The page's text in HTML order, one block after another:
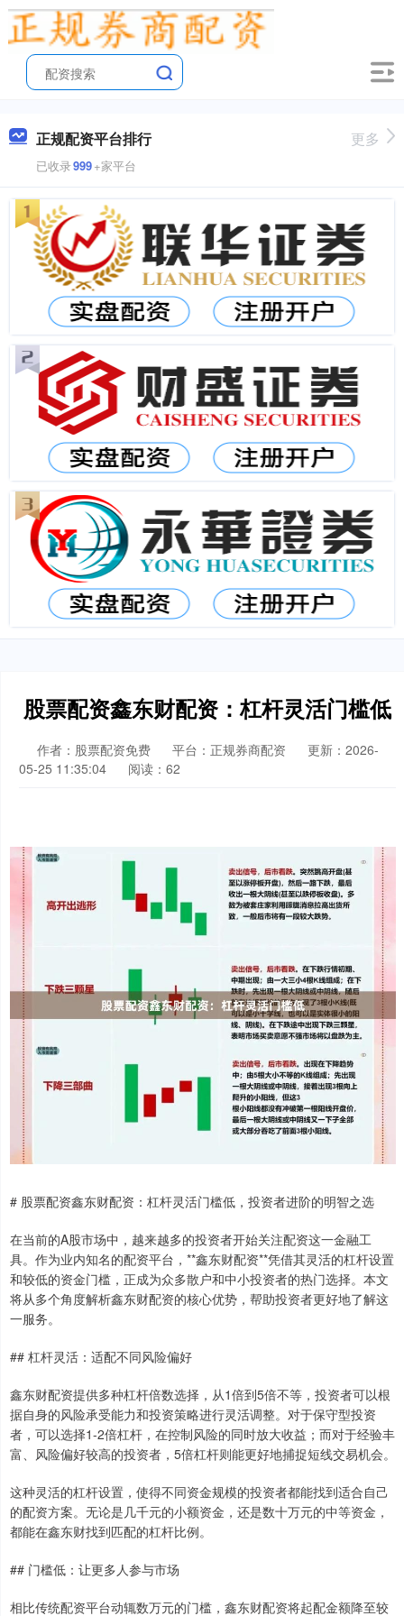
正规配资平台排行
已收录999+家平台
更多
股票配资鑫东财配资：杠杆灵活门槛低
作者：股票配资免费 平台：正规券商配资
更新：2026-
05-25 11:35:04
阅读：62
# 股票配资鑫东财配资：杠杆灵活门槛低，投资者进阶的明智之选
在当前的A股市场中，越来越多的投资者开始关注配资这一金融工
具。作为业内知名的配资平台，**鑫东财配资**凭借其灵活的杠杆设置
和较低的资金门槛，正成为众多散户和中小投资者的热门选择。本文
将从多个角度解析鑫东财配资的核心优势，帮助投资者更好地了解这
一服务。
## 杠杆灵活：适配不同风险偏好
鑫东财配资提供多种杠杆倍数选择，从1倍到5倍不等，投资者可以根
据自身的风险承受能力和投资策略进行灵活调整。对于保守型投资
者，可以选择1-2倍杠杆，在控制风险的同时放大收益；而对于经验丰
富、风险偏好较高的投资者，5倍杠杆则能更好地捕捉短线交易机会。
这种灵活的杠杆设置，使得不同资金规模的投资者都能找到适合自己
的配资方案。无论是几千元的小额资金，还是数十万元的中等资金，
都能在鑫东财找到匹配的杠杆比例。
## 门槛低：让更多人参与市场
相比传统配资平台动辄数万元的门槛，鑫东财配资将起配金额降至较